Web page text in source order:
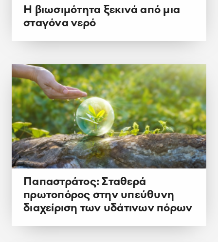
Η βιωσιμότητα ξεκινά από μια
σταγόνα νερό
Παπαστράτος: Σταθερά
πρωτοπόρος στην υπεύθυνη
διαχείριση των υδάτινων πόρων